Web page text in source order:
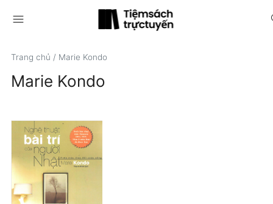
menu
Trang chủ / Marie Kondo
Marie Kondo